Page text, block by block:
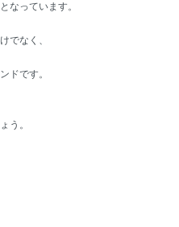
なっています。
でなく、
ドです。
う。